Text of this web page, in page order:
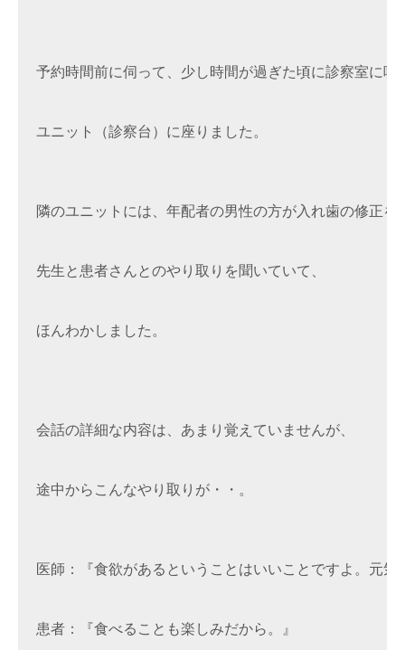
予約時間前に伺って、少し時間が過ぎた頃に診察室に呼
ユニット（診察台）に座りました。
隣のユニットには、年配者の男性の方が入れ歯の修正を
先生と患者さんとのやり取りを聞いていて、
ほんわかしました。
会話の詳細な内容は、あまり覚えていませんが、
途中からこんなやり取りが・・。
医師：『食欲があるということはいいことですよ。元気
患者：『食べることも楽しみだから。』